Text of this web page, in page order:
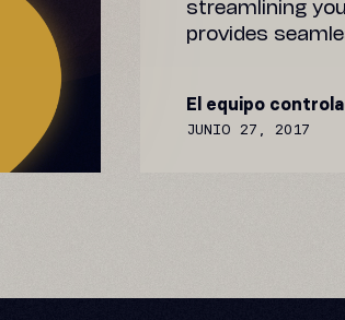
streamlining
provides
El equipo
JUNIO 27, 2017